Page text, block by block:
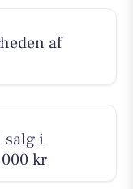
af
salg i
kr